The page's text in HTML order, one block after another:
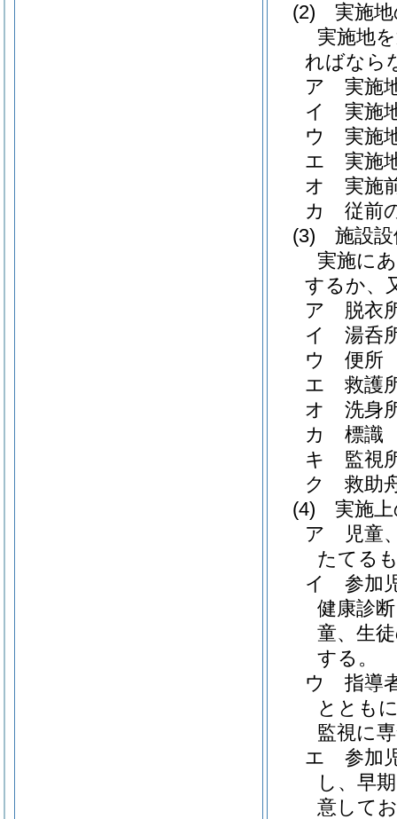
(2) 実施地
実施地
ればなら
ア 実施
イ 実施
ウ 実施
エ 実施
オ 実施
カ 従前
(3) 施設設
実施に
するか、
ア 脱衣
イ 湯呑
ウ 便所
エ 救護
オ 洗身
カ 標識
キ 監視
ク 救助
(4) 実施上
ア 児童
たてる
イ 参加
健康診
童、生
する。
ウ 指導
ととも
監視に
エ 参加
し、早
意して